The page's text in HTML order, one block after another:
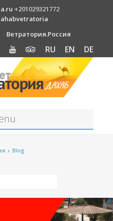
+201029321772
Ветратория.Россия
RU EN DE
› Blog